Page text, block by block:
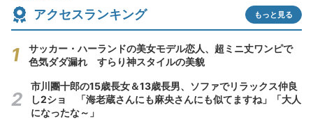
アクセスランキング もっと見る
サッカー・ハーランドの美女モデル恋人、超ミニ丈ワンピで
色気ダダ漏れ すらり神スタイルの美貌
市川團十郎の15歳長女＆13歳長男、ソファでリラックス仲良
し2ショ 「海老蔵さんにも麻央さんにも似てますね」「大人
になったな～」